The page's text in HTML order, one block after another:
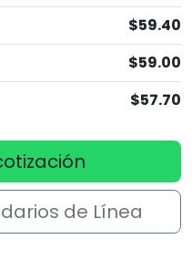
$59.40
$59.00
$57.70
de Línea